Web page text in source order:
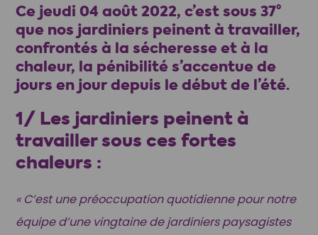
Ce jeudi 04 août 2022, c’est sous 37°
que nos jardiniers peinent à travailler,
confrontés à la sécheresse et à la
chaleur, la pénibilité s’accentue de
jours en jour depuis le début de l’été.
1/ Les jardiniers peinent à
travailler sous ces fortes
chaleurs :
« C’est une préoccupation quotidienne pour notre
équipe d’une vingtaine de jardiniers paysagistes